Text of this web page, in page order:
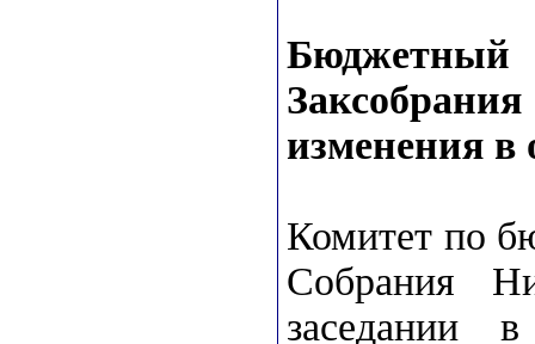
изменения в
Комитет по
Собрания
заседании